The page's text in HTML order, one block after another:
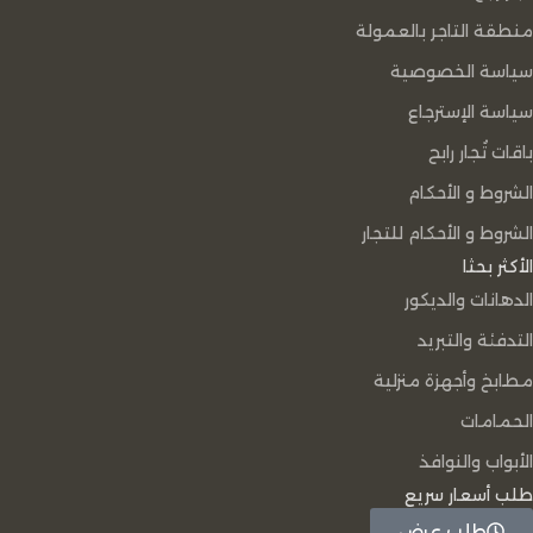
منطقة التاجر بالعمولة
سياسة الخصوصية
سياسة الإسترجاع
باقات تُجار رابح
الشروط و الأحكام
الشروط و الأحكام للتجار
الأكثر بحثا
الدهانات والديكور
التدفئة والتبريد
مطابخ وأجهزة منزلية
الحمامات
الأبواب والنوافذ
طلب أسعار سريع